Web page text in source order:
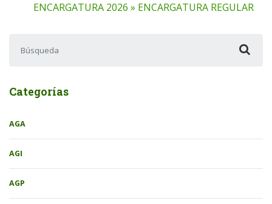
ENCARGATURA 2026 » ENCARGATURA REGULAR
Categorías
AGA
AGI
AGP